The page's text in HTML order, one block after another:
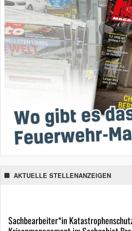
AKTUELLE STELLENANZEIGEN
Sachbearbeiter*in